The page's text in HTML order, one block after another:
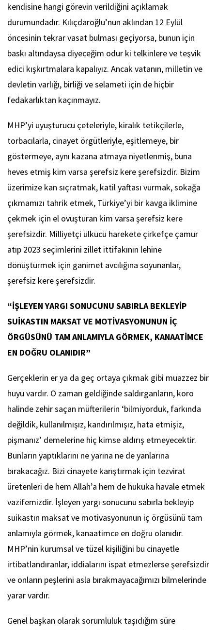
kendisine hangi görevin verildiğini açıklamak
durumundadır. Kılıçdaroğlu’nun aklından 12 Eylül
öncesinin tekrar vasat bulması geçiyorsa, bunun için
baskı altındaysa diyeceğim odur ki telkinlere ve teşvik
edici kışkırtmalara kapalıyız. Ancak vatanın, milletin ve
devletin varlığı, birliği ve selameti için de hiçbir
fedakarlıktan kaçınmayız.
MHP’yi uyuşturucu çeteleriyle, kiralık tetikçilerle,
torbacılarla, cinayet örgütleriyle, eşitlemeye, bir
göstermeye, aynı kazana atmaya niyetlenmiş, buna
heves etmiş kim varsa şerefsiz kere şerefsizdir. Bizim
üzerimize kan sıçratmak, katil yaftası vurmak, sokağa
çıkmamızı tahrik etmek, Türkiye’yi bir kavga iklimine
çekmek için el ovuşturan kim varsa şerefsiz kere
şerefsizdir. Milliyetçi ülkücü harekete çirkefçe çamur
atıp 2023 seçimlerini zillet ittifakının lehine
dönüştürmek için ganimet avcılığına soyunanlar,
şerefsiz kere şerefsizdir.
“İŞLEYEN YARGI SONUCUNU SABIRLA BEKLEYİP
SUİKASTIN MAKSAT VE MOTİVASYONUNUN İÇ
ÖRGÜSÜNÜ TAM ANLAMIYLA GÖRMEK, KANAATİMCE
EN DOĞRU OLANIDIR”
Gerçeklerin er ya da geç ortaya çıkmak gibi muazzez bir
huyu vardır. O zaman geldiğinde saldırganların, koro
halinde zehir saçan müfterilerin ‘bilmiyorduk, farkında
değildik, kullanılmışız, kandırılmışız, hata etmişiz,
pişmanız’ demelerine hiç kimse aldırış etmeyecektir.
Bunların yaptıklarını ne yarına ne de yanlarına
bırakacağız. Bizi cinayete karıştırmak için tezvirat
üretenleri de hem Allah’a hem de hukuka havale etmek
vazifemizdir. İşleyen yargı sonucunu sabırla bekleyip
suikastın maksat ve motivasyonunun iç örgüsünü tam
anlamıyla görmek, kanaatimce en doğru olanıdır.
MHP’nin kurumsal ve tüzel kişiliğini bu cinayetle
irtibatlandıranlar, iddialarını ispat etmezlerse şerefsizdir
ve onların peşlerini asla bırakmayacağımızı bilmelerinde
yarar vardır.
Genel başkan olarak sorumluluk taşıdığım süre